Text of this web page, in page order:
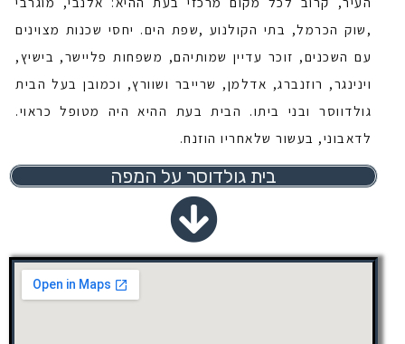
,שוק הכרמל, בתי הקולנוע ,שפת הים. יחסי שכנות מצוינים
עם השכנים, זוכר עדיין שמותיהם, משפחות פליישר, בישיץ,
וינינגר, רוזנברג, אדלמן, שרייבר ושוורץ, וכמובן בעל הבית
גולדווסר ובני ביתו. הבית בעת ההיא היה מטופל כראוי.
לדאבוני, בעשור שלאחריו הוזנח.
בית גולדוסר על המפה